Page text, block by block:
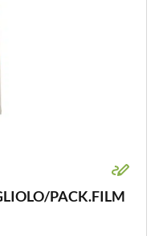
PACK.FILM